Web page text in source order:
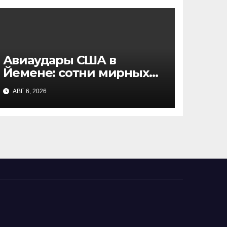
Авиаудары США в
Йемене: сотни мирных
жителей стали
жертвами, данные NBC
АВГ 6, 2026